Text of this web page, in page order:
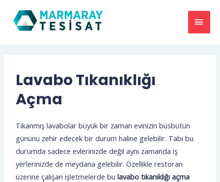
Lavabo Tıkanıklığı
Açma
Tıkanmış lavabolar büyük bir zaman evinizin büsbütün
gününü zehir edecek bir durum haline gelebilir. Tabi bu
durumda sadece evlerinizde değil aynı zamanda iş
yerlerinizde de meydana gelebilir. Özellikle restoran
üzerine çalışan işletmelerde bulavabo tıkanıklığı açma